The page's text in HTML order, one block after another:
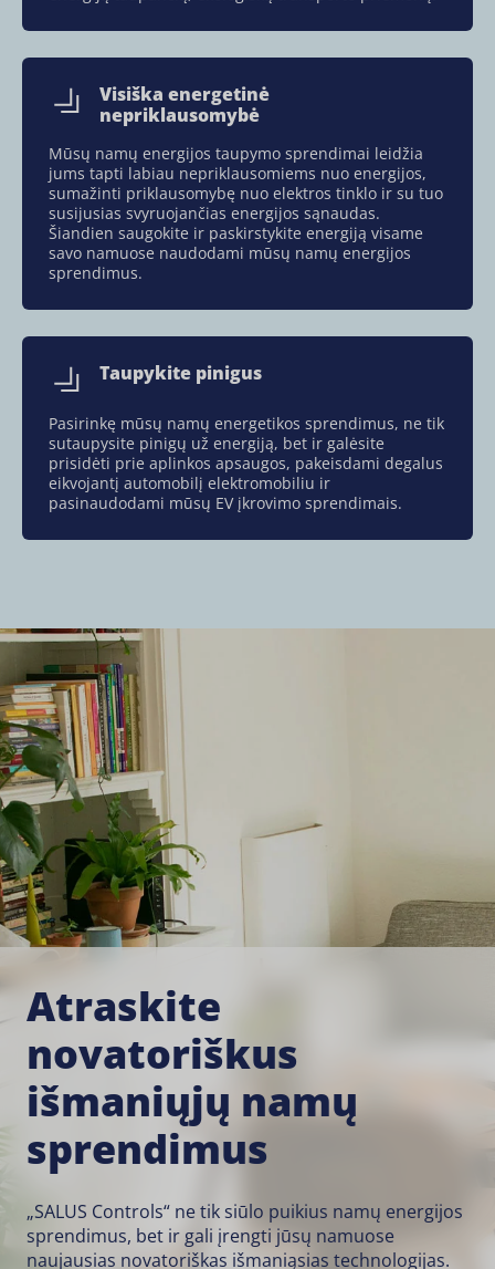
Visiška energetinė
nepriklausomybė
Mūsų namų energijos taupymo sprendimai leidžia
jums tapti labiau nepriklausomiems nuo energijos,
sumažinti priklausomybę nuo elektros tinklo ir su tuo
susijusias svyruojančias energijos sąnaudas.
Šiandien saugokite ir paskirstykite energiją visame
savo namuose naudodami mūsų namų energijos
sprendimus.
Taupykite pinigus
Pasirinkę mūsų namų energetikos sprendimus, ne tik
sutaupysite pinigų už energiją, bet ir galėsite
prisidėti prie aplinkos apsaugos, pakeisdami degalus
eikvojantį automobilį elektromobiliu ir
pasinaudodami mūsų EV įkrovimo sprendimais.
Atraskite
novatoriškus
išmaniųjų namų
sprendimus
„SALUS Controls“ ne tik siūlo puikius namų energijos
sprendimus, bet ir gali įrengti jūsų namuose
naujausias novatoriškas išmaniąsias technologijas.